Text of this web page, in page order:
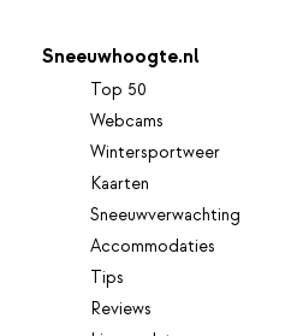
Sneeuwhoogte.nl
Top 50
Webcams
Wintersportweer
Kaarten
Sneeuwverwachting
Accommodaties
Tips
Reviews